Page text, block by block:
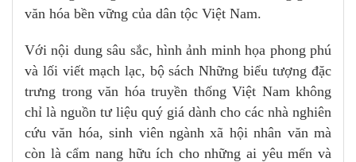
văn hóa bền vững của dân tộc Việt Nam.
Với nội dung sâu sắc, hình ảnh minh họa phong phú
và lối viết mạch lạc, bộ sách Những biểu tượng đặc
trưng trong văn hóa truyền thống Việt Nam không
chỉ là nguồn tư liệu quý giá dành cho các nhà nghiên
cứu văn hóa, sinh viên ngành xã hội nhân văn mà
còn là cẩm nang hữu ích cho những ai yêu mến và